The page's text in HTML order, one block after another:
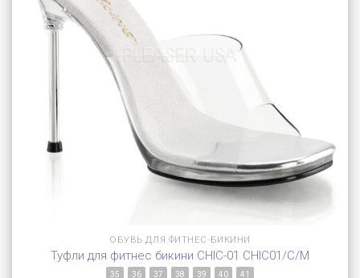
ОБУВЬ ДЛЯ ФИТНЕС-БИКИНИ
Туфли для фитнес бикини CHIC-01 CHIC01/C/M
35 36 37 38 39 40 41